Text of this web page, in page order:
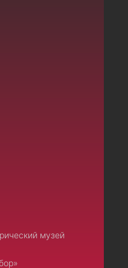
музей